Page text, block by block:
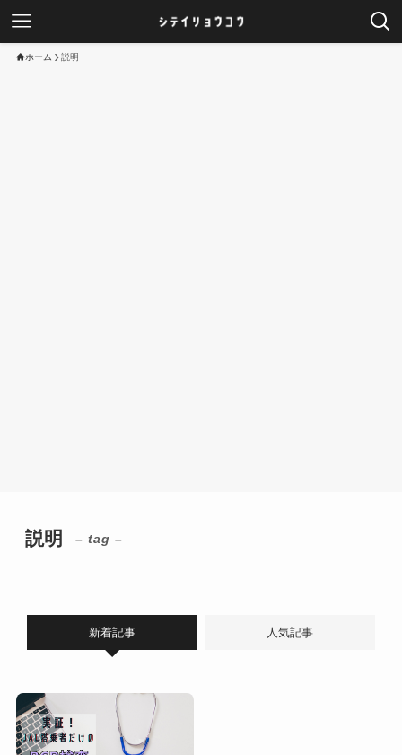
ホーム 説明
説明 – tag –
新着記事 人気記事